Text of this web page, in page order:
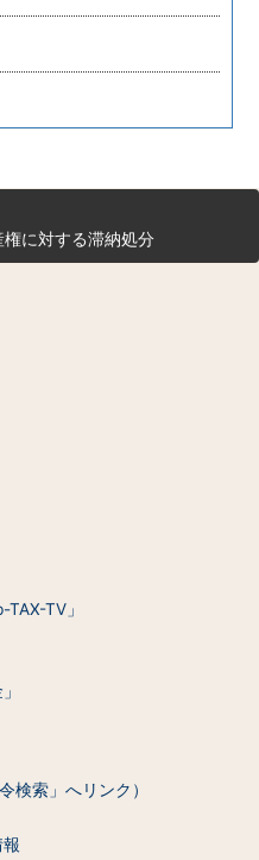
に対する滞納処分
TV」
検索」へリンク）